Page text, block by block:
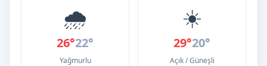
🌧️
26°22°
Yağmurlu
☀️
29°20°
Açık / Güneşli